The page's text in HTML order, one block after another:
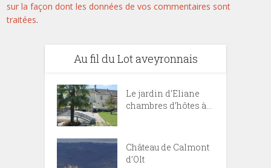
sur la façon dont les données de vos commentaires sont
traitées.
Au fil du Lot aveyronnais
Le jardin d’Eliane
chambres d’hôtes à...
Château de Calmont
d’Olt